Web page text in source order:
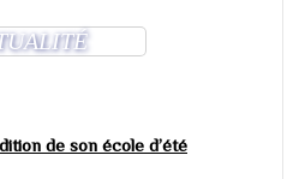
de son école d’été